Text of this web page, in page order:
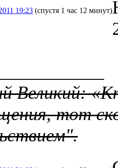
19:23 (спустя 1 час 12 минут)
Великий:
тот